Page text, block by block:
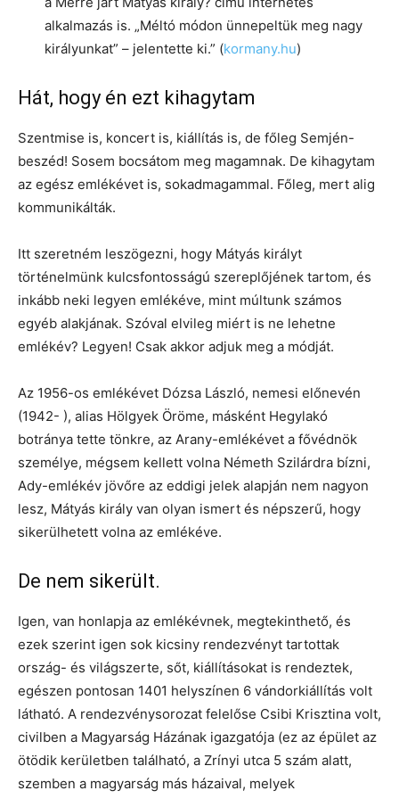
alkalmazás is. „Méltó módon ünnepeltük meg nagy
királyunkat” – jelentette ki.” (kormany.hu)
Hát, hogy én ezt kihagytam
Szentmise is, koncert is, kiállítás is, de főleg Semjén-
beszéd! Sosem bocsátom meg magamnak. De kihagytam
az egész emlékévet is, sokadmagammal. Főleg, mert alig
kommunikálták.
Itt szeretném leszögezni, hogy Mátyás királyt
történelmünk kulcsfontosságú szereplőjének tartom, és
inkább neki legyen emlékéve, mint múltunk számos
egyéb alakjának. Szóval elvileg miért is ne lehetne
emlékév? Legyen! Csak akkor adjuk meg a módját.
Az 1956-os emlékévet Dózsa László, nemesi előnevén
(1942- ), alias Hölgyek Öröme, másként Hegylakó
botránya tette tönkre, az Arany-emlékévet a fővédnök
személye, mégsem kellett volna Németh Szilárdra bízni,
Ady-emlékév jövőre az eddigi jelek alapján nem nagyon
lesz, Mátyás király van olyan ismert és népszerű, hogy
sikerülhetett volna az emlékéve.
De nem sikerült.
Igen, van honlapja az emlékévnek, megtekinthető, és
ezek szerint igen sok kicsiny rendezvényt tartottak
ország- és világszerte, sőt, kiállításokat is rendeztek,
egészen pontosan 1401 helyszínen 6 vándorkiállítás volt
látható. A rendezvénysorozat felelőse Csibi Krisztina volt,
civilben a Magyarság Házának igazgatója (ez az épület az
ötödik kerületben található, a Zrínyi utca 5 szám alatt,
szemben a magyarság más házaival, melyek